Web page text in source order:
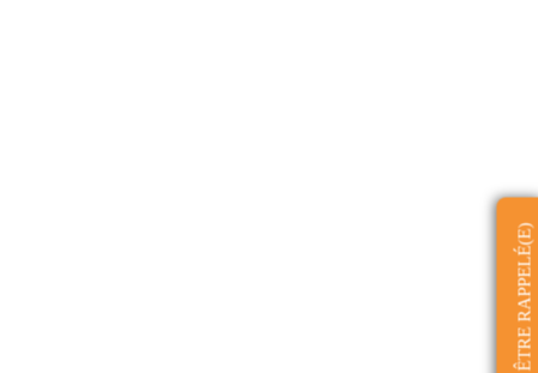
ÊTRE RAPPELÉ(E)